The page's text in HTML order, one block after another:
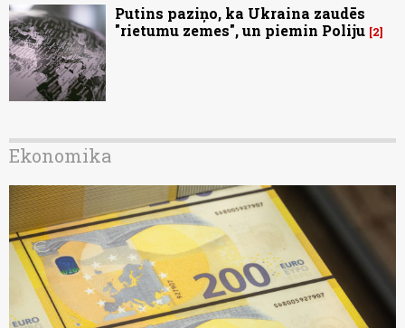
Putins paziņo, ka Ukraina zaudēs
"rietumu zemes", un piemin Poliju 2
Ekonomika